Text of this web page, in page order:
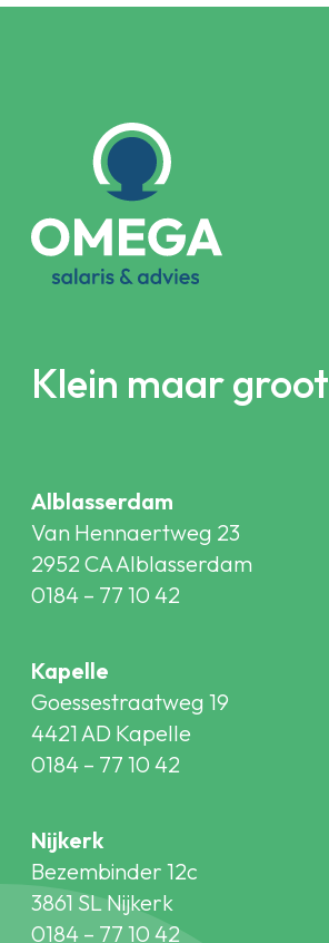
Klein maar groot
Alblasserdam
Van Hennaertweg 23
2952 CA Alblasserdam
0184 – 77 10 42
Kapelle
Goessestraatweg 19
4421 AD Kapelle
0184 – 77 10 42
Nijkerk
Bezembinder 12c
3861 SL Nijkerk
0184 – 77 10 42